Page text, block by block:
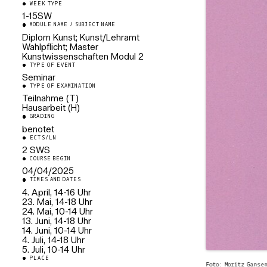
Foto: Moritz
WEEK TYPE
1-15SW
MODULE NAME / SUBJECT NAME
Diplom Kunst; Kunst/Lehramt
Wahlpflicht; Master
Kunstwissenschaften Modul 2
TYPE OF EVENT
Seminar
TYPE OF EXAMINATION
Teilnahme (T)
Hausarbeit (H)
GRADING
benotet
ECTS/LN
2 SWS
COURSE BEGIN
04/04/2025
TIMES AND DATES
4. April, 14-16 Uhr
23. Mai, 14-18 Uhr
24. Mai, 10-14 Uhr
13. Juni, 14-18 Uhr
14. Juni, 10-14 Uhr
4. Juli, 14-18 Uhr
5. Juli, 10-14 Uhr
PLACE